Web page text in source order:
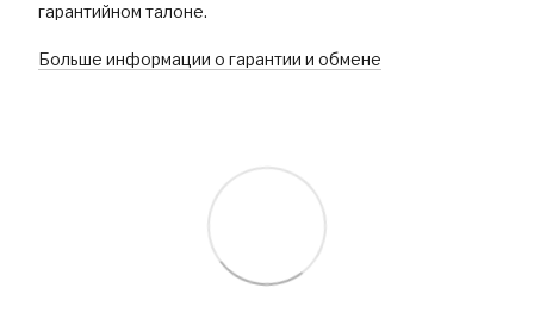
гарантийном талоне.
Больше информации о гарантии и обмене